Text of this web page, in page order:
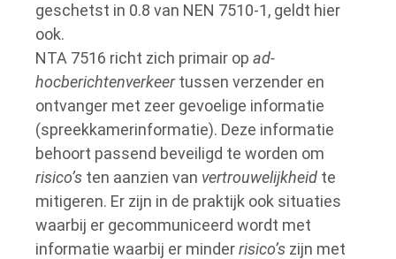
geschetst in 0.8 van NEN 7510-1, geldt hier
ook.
NTA 7516 richt zich primair op ad-
hocberichtenverkeertussen verzender en
ontvanger met zeer gevoelige informatie
(spreekkamerinformatie). Deze informatie
behoort passend beveiligd te worden om
risico’s ten aanzien van vertrouwelijkheid te
mitigeren. Er zijn in de praktijk ook situaties
waarbij er gecommuniceerd wordt met
informatie waarbij er minderrisico’s zijn met